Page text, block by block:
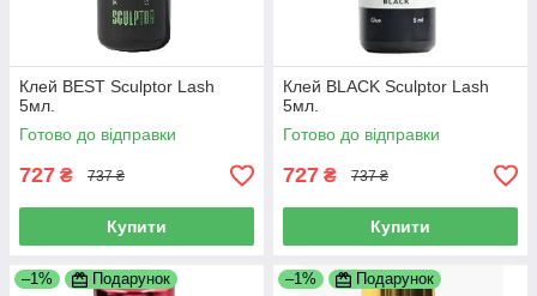
Клей BEST Sculptor Lash
5мл.
Готово до відправки
727 ₴ 737 ₴
Купити
Клей BLACK Sculptor Lash
5мл.
Готово до відправки
727 ₴ 737 ₴
Купити
–1% Подарунок –1% Подарунок